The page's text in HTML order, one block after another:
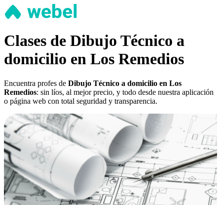
Clases de Dibujo Técnico a
domicilio en Los Remedios
Encuentra profes de Dibujo Técnico a domicilio en Los
Remedios: sin líos, al mejor precio, y todo desde nuestra aplicación
o página web con total seguridad y transparencia.